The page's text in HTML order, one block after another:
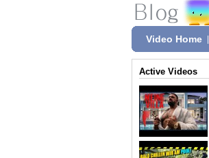
Video Home
Active Videos